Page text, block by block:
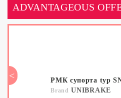
AROMA
BALEV
Article descending
ADVANTAGEOUS
< РМК супорта typ
Brand UNIBRAKE